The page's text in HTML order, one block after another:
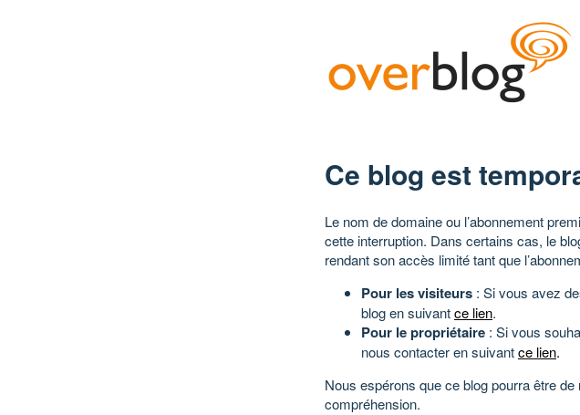
Ce blog est
Le nom de domaine ou l’abonnement
cette interruption. Dans certains cas, le
rendant son accès limité tant que
Pour les visiteurs : Si vous avez
blog en suivantce lien.
Pour le propriétaire : Si vous
nous contacter en suivantce lien.
Nous espérons que ce blog pourra être
compréhension.